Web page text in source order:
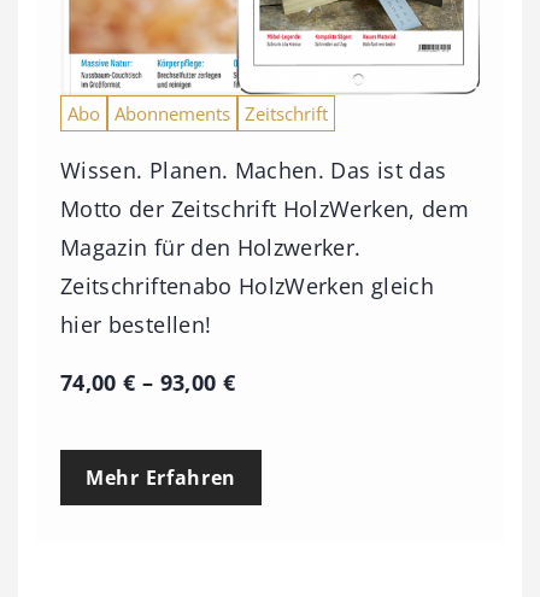
Abo Abonnements Zeitschrift
Wissen. Planen. Machen. Das ist das
Motto der Zeitschrift HolzWerken, dem
Magazin für den Holzwerker.
Zeitschriftenabo HolzWerken gleich
hier bestellen!
74,00€ – 93,00 €P
e
Mehr Erfahren